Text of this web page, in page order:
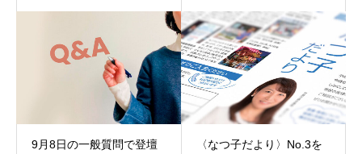
9月8日の一般質問で登壇
〈なつ子だより〉No.3を